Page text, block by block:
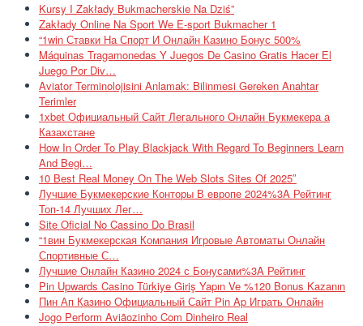
Kursy I Zakłady Bukmacherskie Na Dziś”
Zakłady Online Na Sport We E-sport Bukmacher 1
“1win Ставки На Спорт И Онлайн Казино Бонус 500%
Máquinas Tragamonedas Y Juegos De Casino Gratis Hacer El
Juego Por Div…
Aviator Terminolojisini Anlamak: Bilinmesi Gereken Anahtar
Terimler
1xbet Официальный Сайт Легального Онлайн Букмекера а
Казахстане
How In Order To Play Blackjack With Regard To Beginners Learn
And Begi…
10 Best Real Money On The Web Slots Sites Of 2025″
Лучшие Букмекерские Конторы В европе 2024%3A Рейтинг
Топ-14 Лучших Лег…
Site Oficial No Cassino Do Brasil
“1вин Букмекерская Компания Игровые Автоматы Онлайн
Спортивные С…
Лучшие Онлайн Казино 2024 с Бонусами%3A Рейтинг
Pin Upwards Casino Türkiye Giriş Yapın Ve %120 Bonus Kazanın
Пин Ап Казино Официальный Сайт Pin Ap Играть Онлайн
Jogo Perform Aviãozinho Com Dinheiro Real